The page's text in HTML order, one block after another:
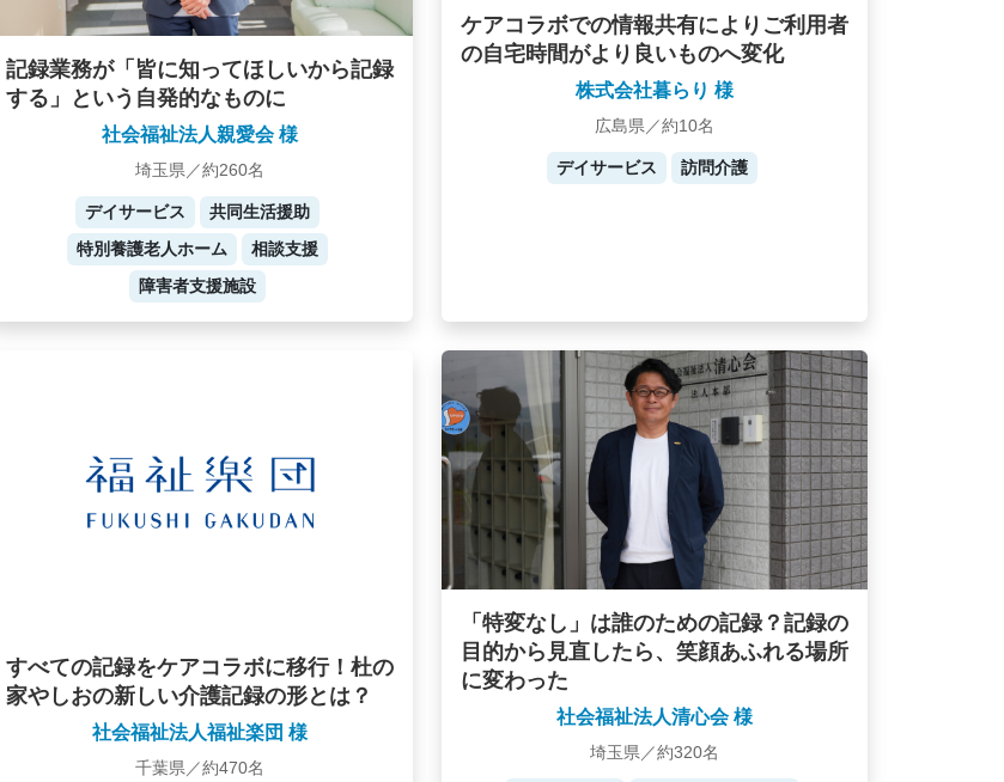
記録業務が「皆に知ってほしいから記録
する」という自発的なものに
社会福祉法人親愛会 様
埼玉県／約260名
デイサービス
共同生活援助
特別養護老人ホーム
相談支援
障害者支援施設
ケアコラボでの情報共有によりご利用者
の自宅時間がより良いものへ変化
株式会社暮らり 様
広島県／約10名
デイサービス 訪問介護
すべての記録をケアコラボに移行！杜の
家やしおの新しい介護記録の形とは？
社会福祉法人福祉楽団 様
千葉県／約470名
「特変なし」は誰のための記録？記録の
目的から見直したら、笑顔あふれる場所
に変わった
社会福祉法人清心会 様
埼玉県／約320名